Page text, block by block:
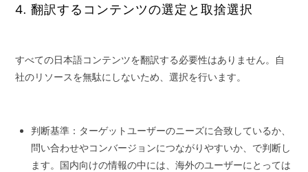
4. 翻訳するコンテンツの選定と取捨選択
すべての日本語コンテンツを翻訳する必要性はありません。自
社のリソースを無駄にしないため、選択を行います。
判断基準：ターゲットユーザーのニーズに合致しているか、
問い合わせやコンバージョンにつながりやすいか、で判断し
ます。国内向けの情報の中には、海外のユーザーにとっては